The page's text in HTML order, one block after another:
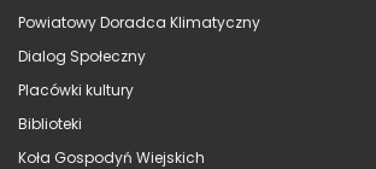
Powiatowy Doradca Klimatyczny
Dialog Społeczny
Placówki kultury
Biblioteki
Koła Gospodyń Wiejskich